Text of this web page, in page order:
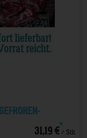
31,19 €*/ Stk